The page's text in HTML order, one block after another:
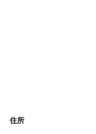
住所